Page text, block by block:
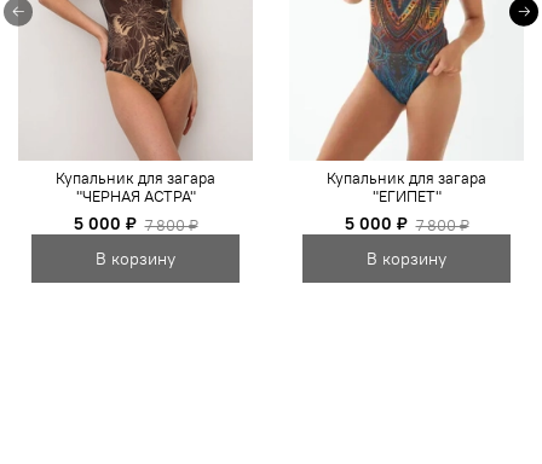
Купальник для загара
"ЧЕРНАЯ АСТРА"
5 000 ₽ 7 800 ₽
В корзину
Купальник для загара
"ЕГИПЕТ"
5 000 ₽ 7 800 ₽
В корзину